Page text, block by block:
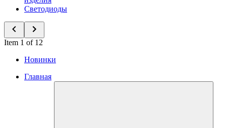
Светодиоды
Item 1 of 12
Новинки
Главная